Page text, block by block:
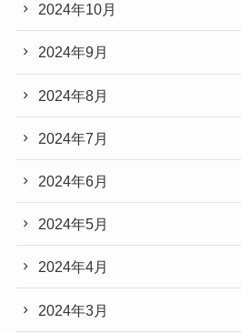
2024年10月
2024年9月
2024年8月
2024年7月
2024年6月
2024年5月
2024年4月
2024年3月